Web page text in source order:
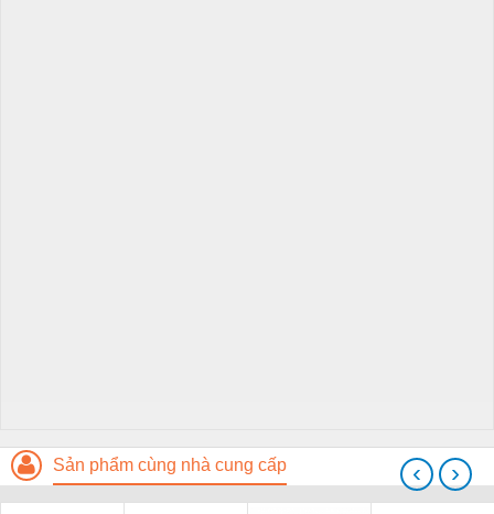
Sản phẩm cùng nhà cung cấp ‹ ›